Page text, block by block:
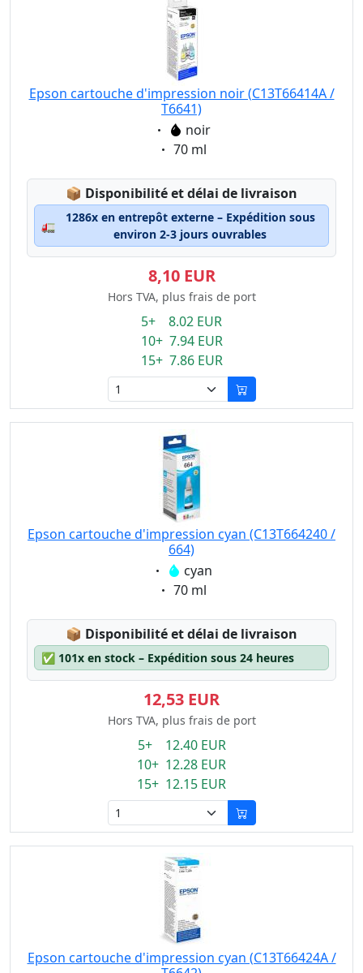
Epson cartouche d'impression noir (C13T66414A /
T6641)
Eigenschaft:
noir
Eigenschaft:
70 ml
📦 Lagerstatus:
Disponibilité et délai de livraison
🚛
1286x en entrepôt externe – Expédition sous
environ 2-3 jours ouvrables
8,10 EUR
Hors TVA, plus frais de port
5+ 8.02 EUR
10+ 7.94 EUR
15+ 7.86 EUR
Epson cartouche d'impression cyan (C13T664240 /
664)
Eigenschaft:
cyan
Eigenschaft:
70 ml
📦 Lagerstatus:
Disponibilité et délai de livraison
✅ 101x en stock – Expédition sous 24 heures
12,53 EUR
Hors TVA, plus frais de port
5+ 12.40 EUR
10+ 12.28 EUR
15+ 12.15 EUR
Epson cartouche d'impression cyan (C13T66424A /